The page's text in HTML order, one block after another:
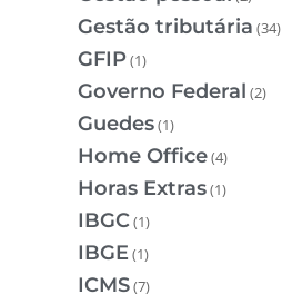
Gestão tributária (34)
GFIP(1)
Governo Federal (2)
Guedes(1)
Home Office(4)
Horas Extras(1)
IBGC(1)
IBGE(1)
ICMS(7)